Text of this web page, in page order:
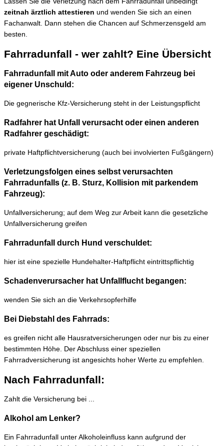
zeitnah ärztlich attestieren und wenden Sie sich an einen
Fachanwalt. Dann stehen die Chancen auf Schmerzensgeld am
besten.
Fahrradunfall - wer zahlt? Eine Übersicht
Fahrradunfall mit Auto oder anderem Fahrzeug bei
eigener Unschuld:
Die gegnerische Kfz-Versicherung steht in der Leistungspflicht
Radfahrer hat Unfall verursacht oder einen anderen
Radfahrer geschädigt:
private Haftpflichtversicherung (auch bei involvierten Fußgängern)
Verletzungsfolgen eines selbst verursachten
Fahrradunfalls (z. B. Sturz, Kollision mit parkendem
Fahrzeug):
Unfallversicherung; auf dem Weg zur Arbeit kann die gesetzliche
Unfallversicherung greifen
Fahrradunfall durch Hund verschuldet:
hier ist eine spezielle Hundehalter-Haftpflicht eintrittspflichtig
Schadenverursacher hat Unfallflucht begangen:
wenden Sie sich an die Verkehrsopferhilfe
Bei Diebstahl des Fahrrads:
es greifen nicht alle Hausratversicherungen oder nur bis zu einer
bestimmten Höhe. Der Abschluss einer speziellen
Fahrradversicherung ist angesichts hoher Werte zu empfehlen.
Nach Fahrradunfall:
Zahlt die Versicherung bei ...
Alkohol am Lenker?
Ein Fahrradunfall unter Alkoholeinfluss kann aufgrund der